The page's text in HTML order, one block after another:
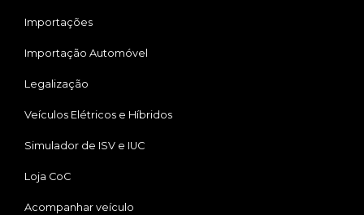
Importações
Importação Automóvel
Legalização
Veículos Elétricos e Híbridos
Simulador de ISV e IUC
Loja CoC
Acompanhar veículo